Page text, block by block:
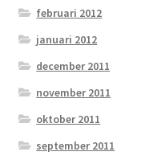
februari 2012
januari 2012
december 2011
november 2011
oktober 2011
september 2011